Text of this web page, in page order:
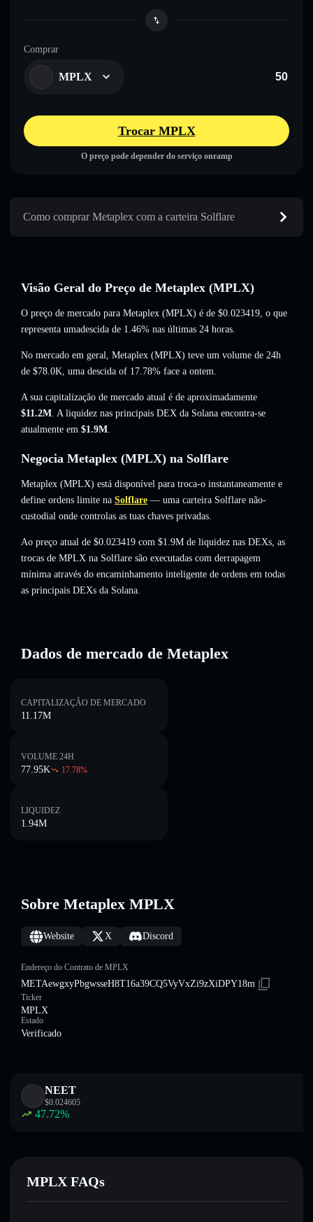
Comprar
MPLX
Trocar MPLX
O preço pode depender do serviço onramp
Como comprar Metaplex com a carteira Solflare
Visão Geral do Preço de Metaplex (MPLX)
O preço de mercado para Metaplex (MPLX) é de $0.023419, o que
representa umadescida de 1.46% nas últimas 24 horas.
No mercado em geral, Metaplex (MPLX) teve um volume de 24h
de $78.0K, uma descida of 17.78% face a ontem.
A sua capitalização de mercado atual é de aproximadamente
$11.2M. A liquidez nas principais DEX da Solana encontra-se
atualmente em $1.9M.
Negocia Metaplex (MPLX) na Solflare
Metaplex (MPLX) está disponível para troca-o instantaneamente e
define ordens limite na Solflare — uma carteira Solflare não-
custodial onde controlas as tuas chaves privadas.
Ao preço atual de $0.023419 com $1.9M de liquidez nas DEXs, as
trocas de MPLX na Solflare são executadas com derrapagem
mínima através do encaminhamento inteligente de ordens em todas
as principais DEXs da Solana.
Dados de mercado de Metaplex
CAPITALIZAÇÃO DE MERCADO
11.17M
VOLUME 24H
77.95K 17.78%
LIQUIDEZ
1.94M
Sobre Metaplex MPLX
Website X Discord
Endereço do Contrato de MPLX
METAewgxyPbgwsseH8T16a39CQ5VyVxZi9zXiDPY18m
Ticker
MPLX
Estado
Verificado
NEET
$0.024605
47.72%
MPLX FAQs